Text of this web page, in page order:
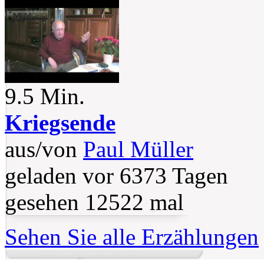
9.5 Min.
Kriegsende
aus/von Paul Müller
geladen vor 6373 Tagen
gesehen 12522 mal
Sehen Sie alle Erzählungen